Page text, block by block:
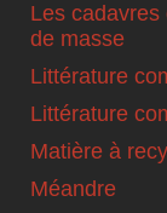
Les
de masse
Littérature
Littérature
Matière à
Méandre